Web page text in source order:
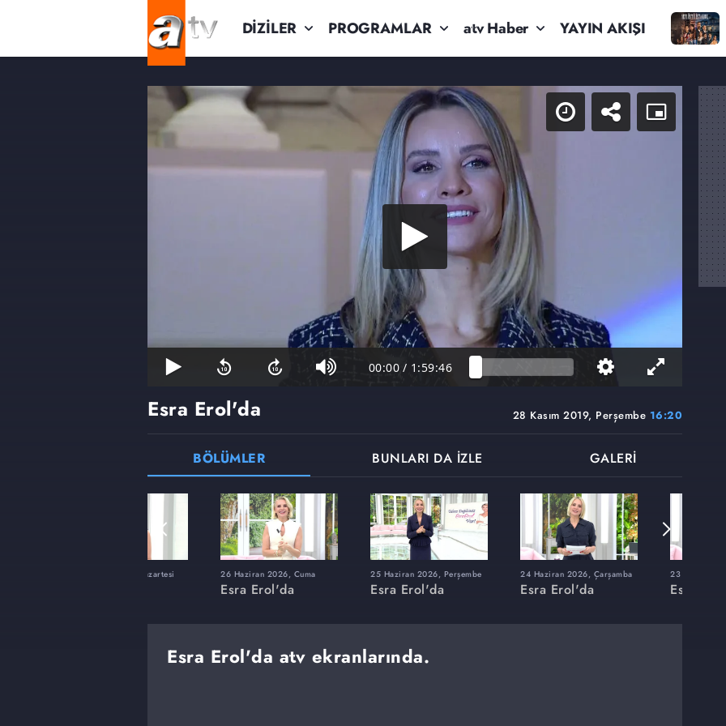
DİZİLER PROGRAMLAR atv Haber YAYIN AKIŞI
00:00 / 1:59:46
28 Kasım 2019, Perşembe 16:20
Esra Erol'da
BÖLÜMLER BUNLARI DA İZLE GALERİ
8 Haziran 2026, Pazartesi 26 Haziran 2026, Cuma
Esra Erol'da
25 Haziran 2026, Perşembe
Esra Erol'da
24 Haziran 2026, Çarşamba
Esra Erol'da
23 Haziran
Esra
Esra Erol'da atv ekranlarında.